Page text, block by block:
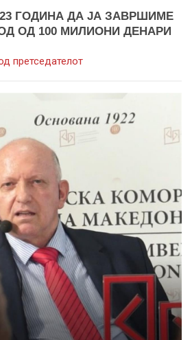
ГОДИНА ДА ЈА ЗАВРШИМЕ
ОД 100 МИЛИОНИ ДЕНАРИ
претседателот